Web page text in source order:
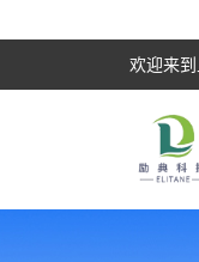
欢迎来到